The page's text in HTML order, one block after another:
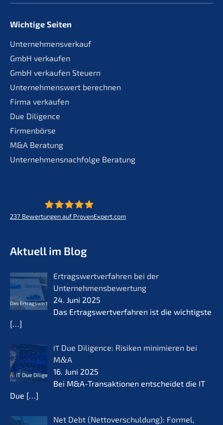
Wichtige Seiten
Unternehmensverkauf
GmbH verkaufen
GmbH verkaufen Steuern
Unternehmenswert berechnen
Firma verkaufen
Due Diligence
Firmenbörse
M&A Beratung
Unternehmensnachfolge Beratung
237 Bewertungen auf ProvenExpert.com
Aktuell im Blog
Ertrags­wert­ver­fah­ren bei der
Unternehmensbewertung
24. Juni 2025
Das Ertrags­wert­ver­fah­ren ist die wichtigs­te
[…]
IT Due Diligence: Risiken minimie­ren bei
M&A
16. Juni 2025
Bei M&A-Transaktionen entschei­det die IT
Due […]
Net Debt (Netto­ver­schul­dung): Formel,